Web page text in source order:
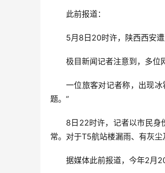
此前报道：
5月8日20时许，陕西西安
极目新闻记者注意到，多位
一位旅客对记者称，出现
题。”
8日22时许，记者以市民身
常。对于T5航站楼漏雨、有灰
据媒体此前报道，今年2月